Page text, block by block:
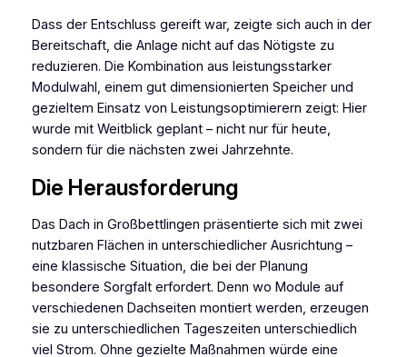
Dass der Entschluss gereift war, zeigte sich auch in der
Bereitschaft, die Anlage nicht auf das Nötigste zu
reduzieren. Die Kombination aus leistungsstarker
Modulwahl, einem gut dimensionierten Speicher und
gezieltem Einsatz von Leistungsoptimierern zeigt: Hier
wurde mit Weitblick geplant – nicht nur für heute,
sondern für die nächsten zwei Jahrzehnte.
Die Herausforderung
Das Dach in Großbettlingen präsentierte sich mit zwei
nutzbaren Flächen in unterschiedlicher Ausrichtung –
eine klassische Situation, die bei der Planung
besondere Sorgfalt erfordert. Denn wo Module auf
verschiedenen Dachseiten montiert werden, erzeugen
sie zu unterschiedlichen Tageszeiten unterschiedlich
viel Strom. Ohne gezielte Maßnahmen würde eine